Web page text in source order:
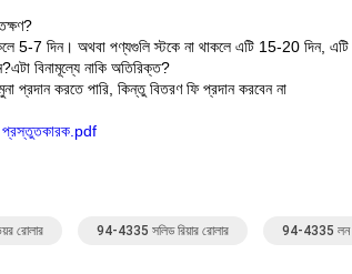
5-7 দিন। অথবা পণ্যগুলি স্টকে না থাকলে এটি 15-20 দিন, এটি
বিনামূল্যে নাকি অতিরিক্ত?
প্রদান করতে পারি, কিন্তু বিতরণ ফি প্রদান করবেন না
প্রস্তুতকারক.pdf
রোলার 94-4335 সলিড রিয়ার রোলার 94-4335 লন